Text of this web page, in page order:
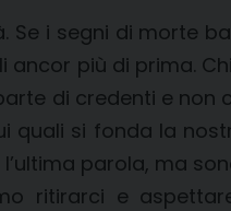
i segni di morte
più di prima.
di credenti e non
quali si fonda la
parola, ma
ritirarci e